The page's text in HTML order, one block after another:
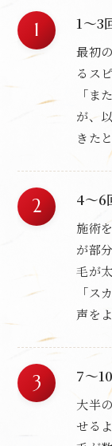
1〜3
最初
るス
「ま
が、
きた
4〜6
施術
が部
毛が
「ス
声を
7〜
大半
せる